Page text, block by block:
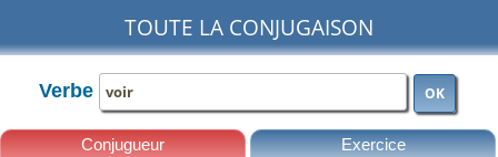
TOUTE LA CONJUGAISON
Verbe OK
Conjugueur Exercice